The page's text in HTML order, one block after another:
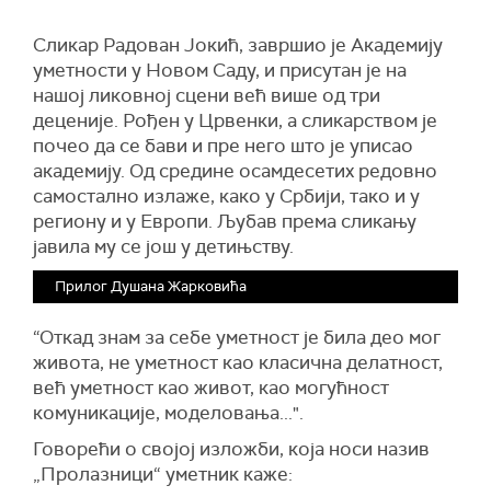
Сликар Радован Јокић, завршио је Академију
уметности у Новом Саду, и присутан је на
нашој ликовној сцени већ више од три
деценије. Рођен у Црвенки, а сликарством је
почео да се бави и пре него што је уписао
академију. Од средине осамдесетих редовно
самостално излаже, како у Србији, тако и у
региону и у Европи. Љубав према сликању
јавила му се још у детињству.
Прилог Душана Жарковића
“Откад знам за себе уметност је била део мог
живота, не уметност као класична делатност,
већ уметност као живот, као могућност
комуникације, моделовања...".
Говорећи о својој изложби, која носи назив
„Пролазници“ уметник каже: